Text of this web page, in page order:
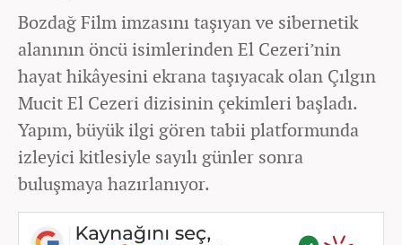
Bozdağ Film imzasını taşıyan ve sibernetik
alanının öncü isimlerinden El Cezeri’nin
hayat hikâyesini ekrana taşıyacak olan Çılgın
Mucit El Cezeri dizisinin çekimleri başladı.
Yapım, büyük ilgi gören tabii platformunda
izleyici kitlesiyle sayılı günler sonra
buluşmaya hazırlanıyor.